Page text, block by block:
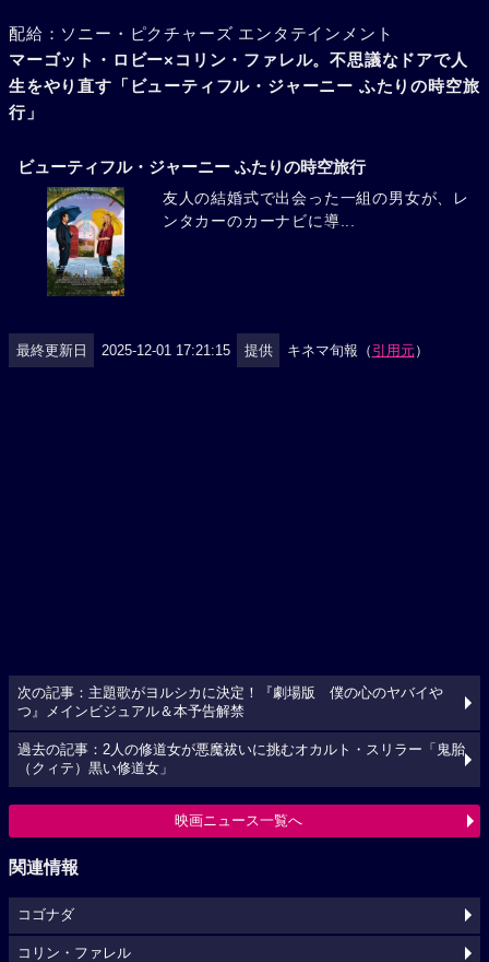
配給：ソニー・ピクチャーズ エンタテインメント
マーゴット・ロビー×コリン・ファレル。不思議なドアで人
生をやり直す「ビューティフル・ジャーニー ふたりの時空旅
行」
ビューティフル・ジャーニー ふたりの時空旅行
友人の結婚式で出会った一組の男女が、レ
ンタカーのカーナビに導...
最終更新日 2025-12-01 17:21:15 提供 キネマ旬報（ 引用元）
次の記事：主題歌がヨルシカに決定！『劇場版 僕の心のヤバイや
つ』メインビジュアル＆本予告解禁
過去の記事：2人の修道女が悪魔祓いに挑むオカルト・スリラー「鬼胎
（クィテ）黒い修道女」
映画ニュース一覧へ
関連情報
コゴナダ
コリン・ファレル